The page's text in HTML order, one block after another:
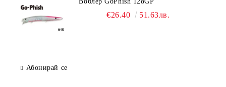
€26.40 51.63лв.
Абонирай се